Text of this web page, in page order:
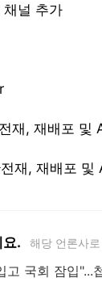
널 추가
재, 재배포 및
재, 재배포 및
. 해당 언론사